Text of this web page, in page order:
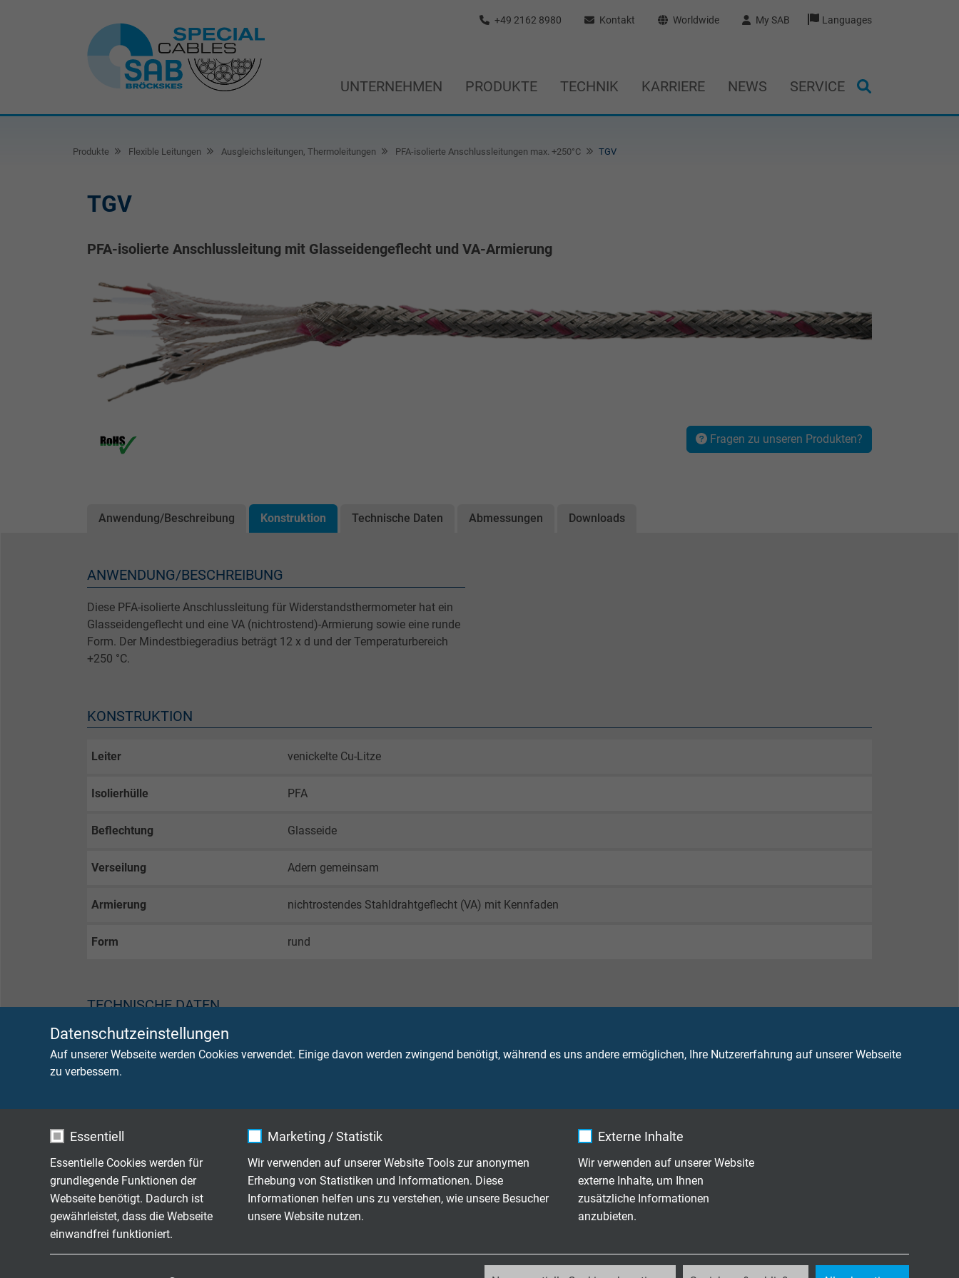
Datenschutzeinstellungen
Auf unserer Webseite werden Cookies verwendet. Einige davon werden zwingend benötigt, während es uns andere ermöglichen, Ihre Nutzererfahrung auf unserer Webseite
zu verbessern.
Essentiell
Essentielle Cookies werden für
grundlegende Funktionen der
Webseite benötigt. Dadurch ist
gewährleistet, dass die Webseite
einwandfrei funktioniert.
Marketing / Statistik
Wir verwenden auf unserer Website Tools zur anonymen
Erhebung von Statistiken und Informationen. Diese
Informationen helfen uns zu verstehen, wie unsere Besucher
unsere Website nutzen.
Externe Inhalte
Wir verwenden auf unserer Website
externe Inhalte, um Ihnen
zusätzliche Informationen
anzubieten.
+49 2162 8980 Kontakt Worldwide My SAB Languages
UNTERNEHMEN PRODUKTE TECHNIK KARRIERE NEWS SERVICE
Produkte Flexible Leitungen Ausgleichsleitungen, Thermoleitungen PFA-isolierte Anschlussleitungen max. +250°C TGV
TGV
PFA-isolierte Anschlussleitung mit Glasseidengeflecht und VA-Armierung
Fragen zu unseren Produkten?
Anwendung/Beschreibung Konstruktion Technische Daten Abmessungen Downloads
ANWENDUNG/BESCHREIBUNG
Diese PFA-isolierte Anschlussleitung für Widerstandsthermometer hat ein
Glasseidengeflecht und eine VA (nichtrostend)-Armierung sowie eine runde
Form. Der Mindestbiegeradius beträgt 12 x d und der Temperaturbereich
+250 °C.
KONSTRUKTION
Leiter venickelte Cu-Litze
Isolierhülle PFA
Beflechtung Glasseide
Verseilung Adern gemeinsam
Armierung nichtrostendes Stahldrahtgeflecht (VA) mit Kennfaden
Form rund
TECHNISCHE DATEN
nicht bewegt: max. +250 °C
Isolation > 1 M Ω x km
Flammausbreitung
IEC 60332-3-25 + VDE 0482-332-3-25Kategorie C bzw. D